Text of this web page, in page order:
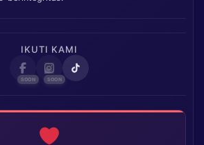
IKUTI KAMI